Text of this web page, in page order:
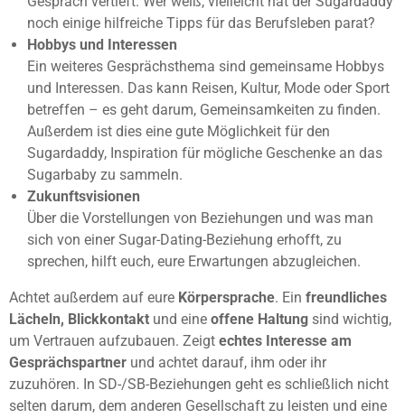
noch einige hilfreiche Tipps für das Berufsleben parat?
Hobbys und Interessen
Ein weiteres Gesprächsthema sind gemeinsame Hobbys
und Interessen. Das kann Reisen, Kultur, Mode oder Sport
betreffen – es geht darum, Gemeinsamkeiten zu finden.
Außerdem ist dies eine gute Möglichkeit für den
Sugardaddy, Inspiration für mögliche Geschenke an das
Sugarbaby zu sammeln.
Zukunftsvisionen
Über die Vorstellungen von Beziehungen und was man
sich von einer Sugar-Dating-Beziehung erhofft, zu
sprechen, hilft euch, eure Erwartungen abzugleichen.
Achtet außerdem auf eure Körpersprache. Ein freundliches
Lächeln, Blickkontakt und eine offene Haltung sind wichtig,
um Vertrauen aufzubauen. Zeigt echtes Interesse am
Gesprächspartner und achtet darauf, ihm oder ihr
zuzuhören. In SD-/SB-Beziehungen geht es schließlich nicht
selten darum, dem anderen Gesellschaft zu leisten und eine